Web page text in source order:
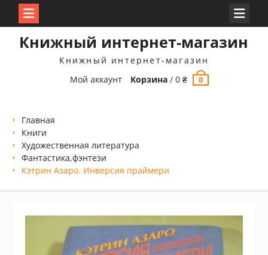
Книжный интернет-магазин
Книжный интернет-магазин
Мой аккаунт
Корзина /0₴ 0
Главная
Книги
Xудожественная литература
Фантастика,фэнтези
Кэтрин Азаро. Инверсия праймери